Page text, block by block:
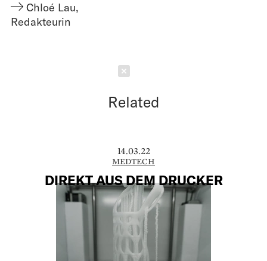
Chloé Lau,
Redakteurin
Related
14.03.22
MEDTECH
DIREKT AUS DEM DRUCKER